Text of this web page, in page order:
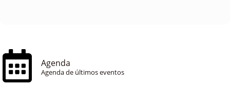
Agenda
Agenda de últimos eventos